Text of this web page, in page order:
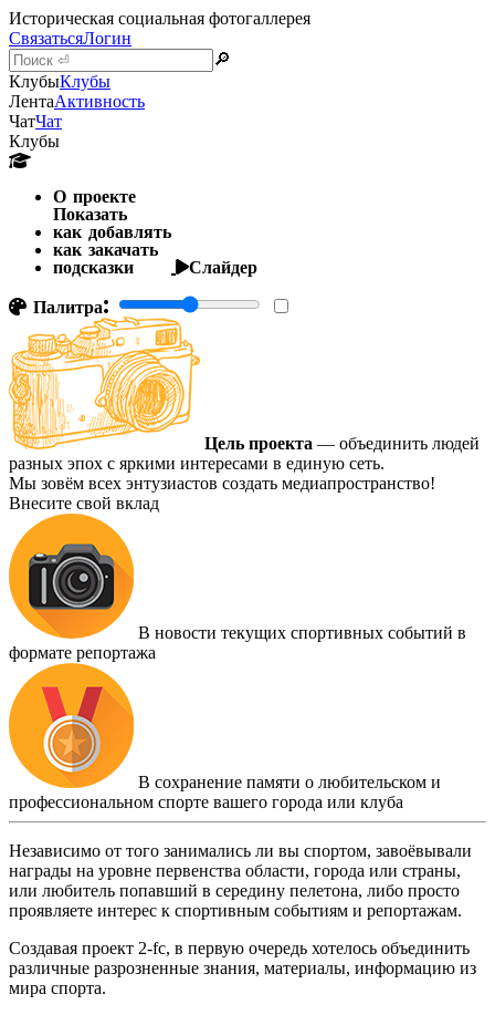
Историческая социальная фотогаллерея
СвязатьсяЛогин
🔎
КлубыКлубы
ЛентаАктивность
ЧатЧат
Клубы
О проекте
Показать
как добавлять
как закачать
подсказки
Слайдер
Палитра:
Цель проекта — объединить людей
разных эпох с яркими интересами в единую сеть.
Мы зовём всех энтузиастов создать медиапространство!
Внесите свой вклад
В новости текущих спортивных событий в
формате репортажа
В сохранение памяти о любительском и
профессиональном спорте вашего города или клуба
Независимо от того занимались ли вы спортом, завоёвывали
награды на уровне первенства области, города или страны,
или любитель попавший в середину пелетона, либо просто
проявляете интерес к спортивным событиям и репортажам.
Создавая проект 2-fc, в первую очередь хотелось объединить
различные разрозненные знания, материалы, информацию из
мира спорта.